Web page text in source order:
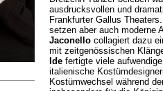
ausdrucksvollen und
Frankfurter Gallus
setzen aber auch moderne
Jaconellocollagiert dazu
mit zeitgenössischen
Idefertigte viele
italienische
Kostümwechsel während